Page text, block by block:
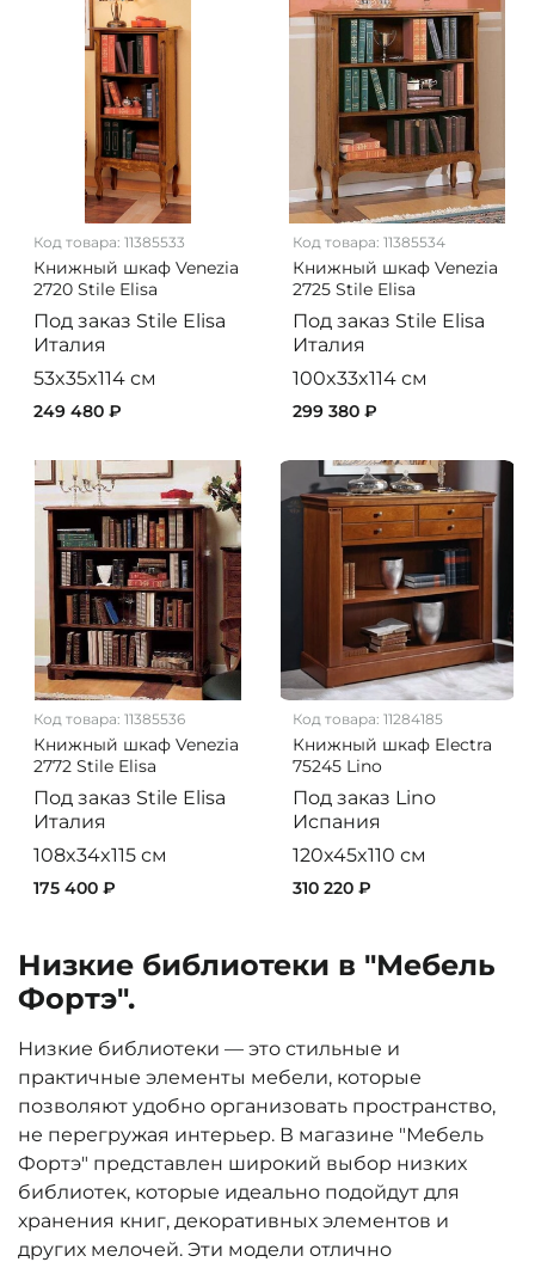
Код товара: 11385533
Книжный шкаф Venezia
2720 Stile Elisa
Под заказ Stile Elisa
Италия
53x35x114 см
249 480 ₽
Код товара: 11385534
Книжный шкаф Venezia
2725 Stile Elisa
Под заказ Stile Elisa
Италия
100x33x114 см
299 380 ₽
Код товара: 11385536
Книжный шкаф Venezia
2772 Stile Elisa
Под заказ Stile Elisa
Италия
108x34x115 см
175 400 ₽
Код товара: 11284185
Книжный шкаф Electra
75245 Lino
Под заказ Lino
Испания
120x45x110 см
310 220 ₽
Низкие библиотеки в "Мебель
Фортэ".
Низкие библиотеки — это стильные и
практичные элементы мебели, которые
позволяют удобно организовать пространство,
не перегружая интерьер. В магазине "Мебель
Фортэ" представлен широкий выбор низких
библиотек, которые идеально подойдут для
хранения книг, декоративных элементов и
других мелочей. Эти модели отлично